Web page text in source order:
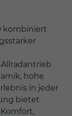
kombiniert
hohe
in jeder
bietet